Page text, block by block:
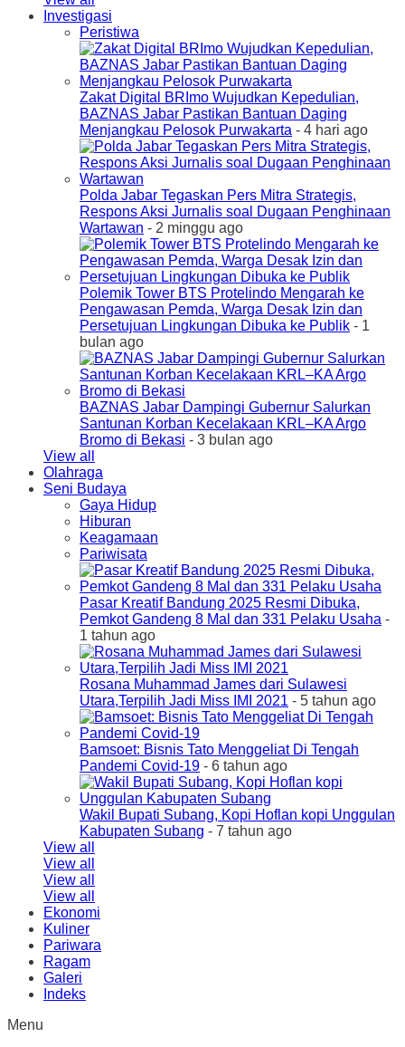
Investigasi
Peristiwa
Zakat Digital BRImo Wujudkan Kepedulian,
BAZNAS Jabar Pastikan Bantuan Daging
Menjangkau Pelosok Purwakarta - 4 hari ago
Polda Jabar Tegaskan Pers Mitra Strategis,
Respons Aksi Jurnalis soal Dugaan Penghinaan
Wartawan - 2 minggu ago
Polemik Tower BTS Protelindo Mengarah ke
Pengawasan Pemda, Warga Desak Izin dan
Persetujuan Lingkungan Dibuka ke Publik - 1
bulan ago
BAZNAS Jabar Dampingi Gubernur Salurkan
Santunan Korban Kecelakaan KRL–KA Argo
Bromo di Bekasi - 3 bulan ago
View all
Olahraga
Seni Budaya
Gaya Hidup
Hiburan
Keagamaan
Pariwisata
Pasar Kreatif Bandung 2025 Resmi Dibuka,
Pemkot Gandeng 8 Mal dan 331 Pelaku Usaha -
1 tahun ago
Rosana Muhammad James dari Sulawesi
Utara,Terpilih Jadi Miss IMI 2021 - 5 tahun ago
Bamsoet: Bisnis Tato Menggeliat Di Tengah
Pandemi Covid-19 - 6 tahun ago
Wakil Bupati Subang, Kopi Hoflan kopi Unggulan
Kabupaten Subang - 7 tahun ago
View all
View all
View all
View all
Ekonomi
Kuliner
Pariwara
Ragam
Galeri
Indeks
Menu